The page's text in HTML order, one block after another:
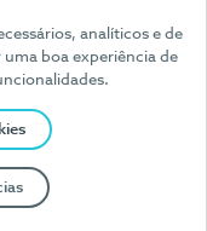
analíticos e de
boa experiência de